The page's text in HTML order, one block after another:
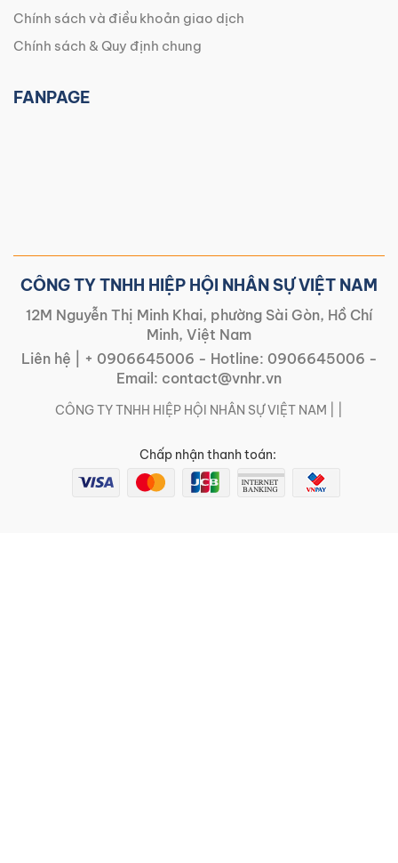
Chính sách và điều khoản giao dịch
Chính sách & Quy định chung
FANPAGE
CÔNG TY TNHH HIỆP HỘI NHÂN SỰ VIỆT NAM
12M Nguyễn Thị Minh Khai, phường Sài Gòn, Hồ Chí
Minh, Việt Nam
Liên hệ |
+ 0906645006 - Hotline: 0906645006 -
Email: contact@vnhr.vn
CÔNG TY TNHH HIỆP HỘI NHÂN SỰ VIỆT NAM | |
Chấp nhận thanh toán: